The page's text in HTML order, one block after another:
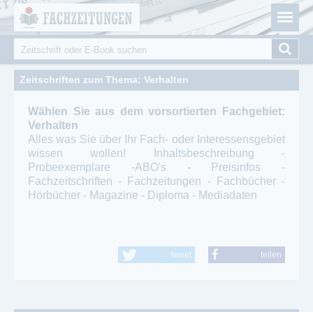
Fachzeitungen.de - Das unabhängige Portal für
Fachmagazine Fachpublikationen & eBooks
Suchformular
Suche
Zeitschriften zum Thema: Verhalten
Wählen Sie aus dem vorsortierten Fachgebiet:
Verhalten
Alles was Sie über Ihr Fach- oder Interessensgebiet
wissen wollen! Inhaltsbeschreibung -
Probeexemplare -ABO's - Preisinfos -
Fachzeitschriften - Fachzeitungen - Fachbücher -
Hörbücher - Magazine - Diploma - Mediadaten
tweet teilen
Cookie-Einstellungen